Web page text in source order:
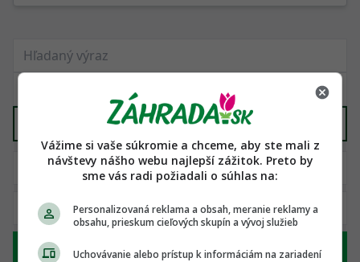
Domy/chaty
Hľadať
Vážime si vaše súkromie a chceme, aby ste mali z
návštevy nášho webu najlepší zážitok. Preto by
sme vás radi požiadali o súhlas na:
Personalizovaná reklama a obsah, meranie reklamy a
obsahu, prieskum cieľových skupín a vývoj služieb
Uchovávanie alebo prístup k informáciám na zariadení